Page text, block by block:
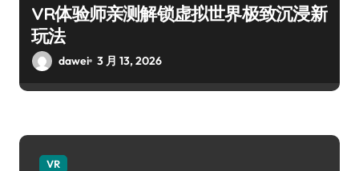
VR体验师亲测解锁虚拟世界极致沉浸新
玩法
dawei 3 月 13, 2026
VR